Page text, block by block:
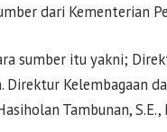
dari Kementerian
sumber itu yakni;
Direktur Kelembagaan
Tambunan, S.E.,